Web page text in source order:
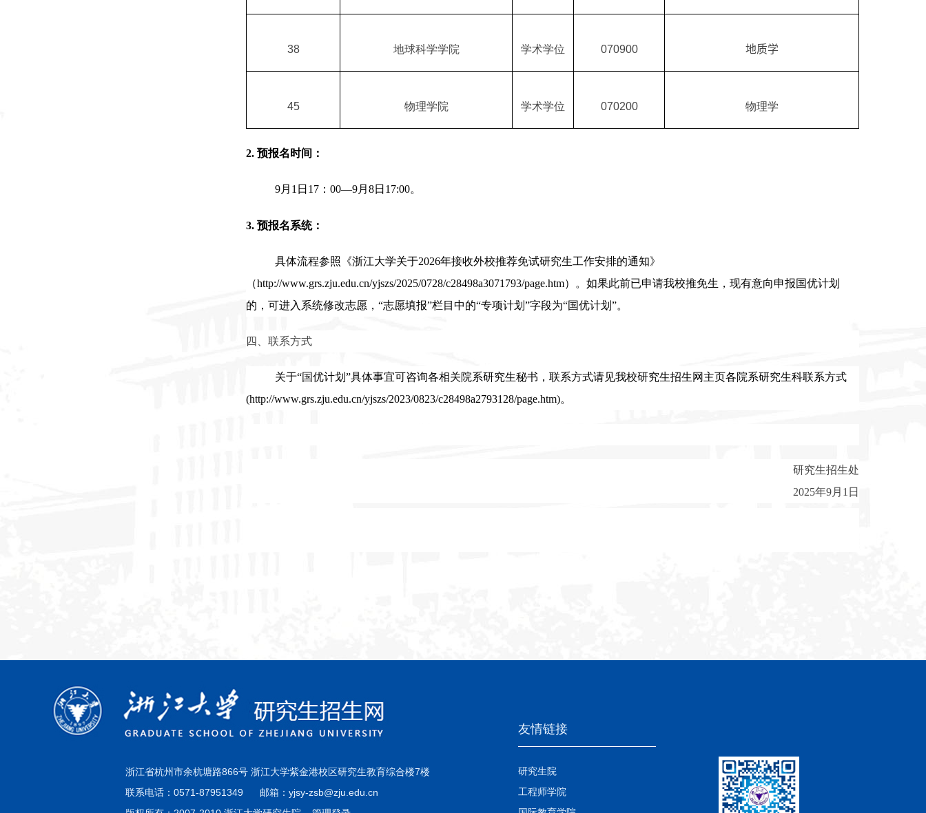
38 地球科学学院 学术学位 070900 地质学
45 物理学院 学术学位 070200 物理学
2. 预报名时间：
9月 1 日 17 ：00—9月8日 17:00。
3. 预报名系统：
具体流程参照《浙江大学关于2026年接收外校推荐免试研究生工作安排的通知》
（http://www.grs.zju.edu.cn/yjszs/2025/0728/c28498a3071793/page.htm）。如果此前已申请我校推免生，现有意向申报国优计划
的，可进入系统修改志愿，“志愿填报”栏目中的“专项计划”字段为“国优计划”。
四、联系方式
关于“国优计划”具体事宜可咨询各相关院系研究生秘书，联系方式请见我校研究生招生网主页各院系研究生科联系方式
(http://www.grs.zju.edu.cn/yjszs/2023/0823/c28498a2793128/page.htm)。
研究生招生处
2025年9月 1 日
浙江省杭州市余杭塘路866号 浙江大学紫金港校区研究生教育综合楼7楼
联系电话：0571-87951349 邮箱：yjsy-zsb@zju.edu.cn
友情链接
研究生院
工程师学院